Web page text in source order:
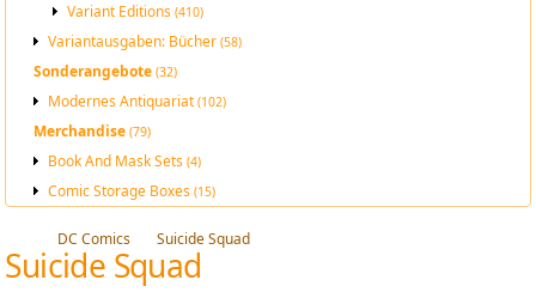
Variant Editions(410)
Variantausgaben: Bücher(58)
Sonderangebote(32)
Modernes Antiquariat(102)
Merchandise(79)
Book And Mask Sets(4)
Comic Storage Boxes(15)
DC Comics Suicide Squad
Suicide Squad